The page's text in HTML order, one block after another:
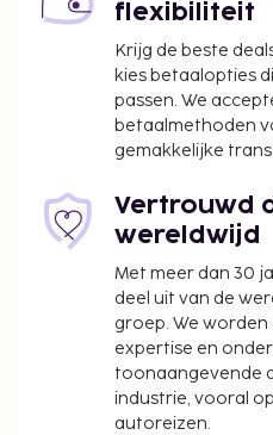
flexibiliteit
Krijg de beste
kies betaalopties
passen. We
betaalmethoden
gemakkelijke
Vertrouwd
wereldwijd
Met meer dan 30
deel uit van de
groep. We
expertise en
toonaangevende
industrie, vooral
autoreizen.